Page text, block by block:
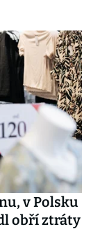
v Polsku
obří ztráty